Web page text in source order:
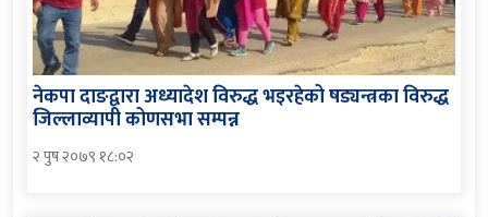
नेकपा दाङद्वारा अध्यादेश विरुद्ध भइरहेको षड्यन्त्रका विरुद्ध
जिल्लाव्यापी कोणसभा सम्पन्न
२ पुष २०७९ १८:०२